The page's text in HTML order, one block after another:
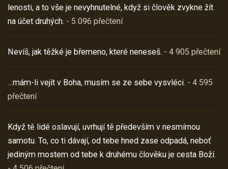
lenosti, a to vše je nevyhnutelné, když si člověk zvykne žít
na účet druhých. - 5 096 přečtení
Nevíš, jak těžké je břemeno, které neneseš. - 4 905 přečtení
…mám-li vejít v Boha, musím se ze sebe vysvléci. - 4 595
přečtení
Když tě lidé oslavují, uvrhují tě především v nesmírnou
samotu. To, co ti dávají, od tebe hned zase odpadá, neboť
jediným mostem od tebe k druhému člověku je cesta Boží.